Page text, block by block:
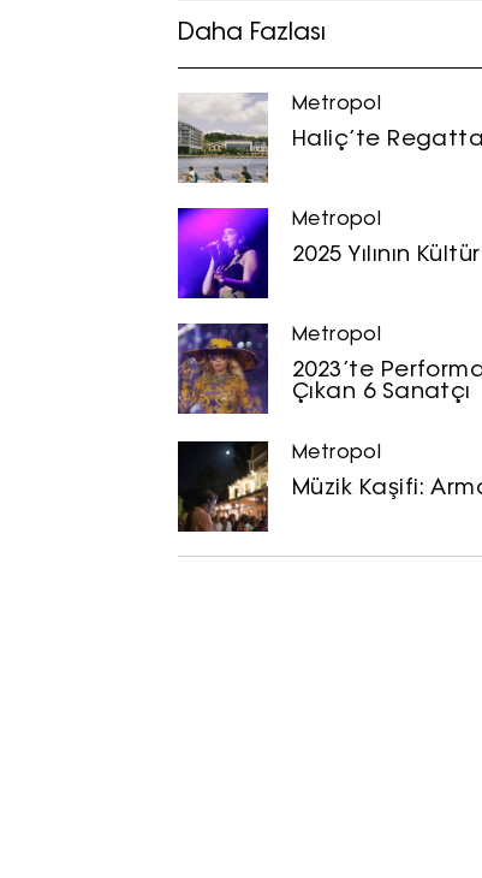
Daha Fazlası
Metropol
Haliç’te
Metropol
2025 Yılının
Metropol
2023’te
Çıkan 6 Sanatçı
Metropol
Müzik Kaşifi: